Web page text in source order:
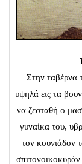
Στην ταβέρνα
υψηλά εις τα
να ζεσταθή ο
γυναίκα του,
τον κουνιάδον